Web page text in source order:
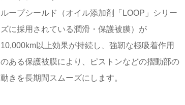
ループシールド（オイル添加剤「LOOP」シリー
ズに採用されている潤滑・保護被膜）が
10,000km以上効果が持続し、強靭な極吸着作用
のある保護被膜により、ピストンなどの摺動部の
動きを長期間スムーズにします。